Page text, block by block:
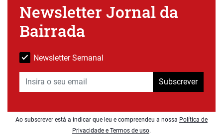
Newsletter Jornal da
Bairrada
Newsletter Semanal
Subscrever
Ao subscrever está a indicar que leu e compreendeu a nossa Política de
Privacidade e Termos de uso.